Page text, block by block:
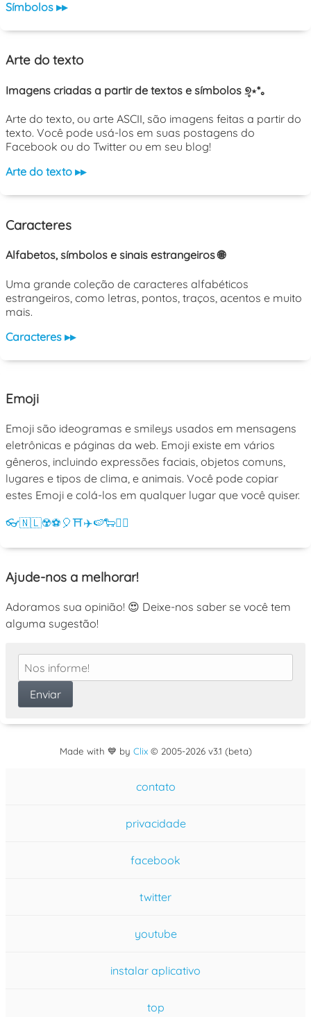
Símbolos ▸▸
Arte do texto
Imagens criadas a partir de textos e símbolos ୭̥⋆*｡
Arte do texto, ou arte ASCII, são imagens feitas a partir do
texto. Você pode usá-los em suas postagens do
Facebook ou do Twitter ou em seu blog!
Arte do texto ▸▸
Caracteres
Alfabetos, símbolos e sinais estrangeiros 🌐
Uma grande coleção de caracteres alfabéticos
estrangeiros, como letras, pontos, traços, acentos e muito
mais.
Caracteres ▸▸
Emoji
Emoji são ideogramas e smileys usados em mensagens
eletrônicas e páginas da web. Emoji existe em vários
gêneros, incluindo expressões faciais, objetos comuns,
lugares e tipos de clima, e animais. Você pode copiar
estes Emoji e colá-los em qualquer lugar que você quiser.
👓🇳🇱☢️⚽ 🎈⛩️✈️🍉🐑💁‍♀️
Ajude-nos a melhorar!
Adoramos sua opinião! 😍 Deixe-nos saber se você tem
alguma sugestão!
Made with 💙 by Clix© 2005-2026 v3.1 (beta)
contato
privacidade
facebook
twitter
youtube
instalar aplicativo
top